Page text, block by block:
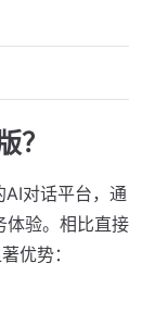
？
对话平台，通
体验。相比直接
优势：